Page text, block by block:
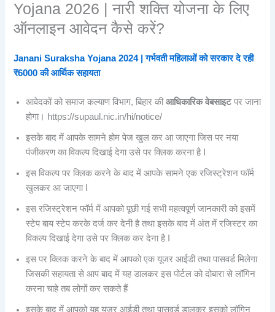
Yojana 2026 | नारी शक्ति योजना के लिए
ऑनलाइन आवेदन कैसे करें?
Janani Suraksha Yojana 2024 | गर्भवती महिलाओं को सरकार दे रही
₹6000 की आर्थिक सहायता
आवेदकों को समाज कल्याण विभाग, बिहार कीआधिकारिक वेबसाइटपर जाना
होगा। https://supaul.nic.in/hi/notice/
इसके बाद में आपके सामने होम पेज खुल कर आ जाएगा जिस पर नया
पंजीकरण का विकल्प दिखाई देगा उसे पर क्लिक करना है I
इस विकल्प पर क्लिक करने के बाद में आपके सामने एक रजिस्ट्रेशन फॉर्म
खुलकर आ जाएगा I
इस रजिस्ट्रेशन फॉर्म में आपको पूछी गई सभी महत्वपूर्ण जानकारी को इसमें
स्टेप बाय स्टेप करके दर्ज कर देनी है तथा इसके बाद में अंत में रजिस्टर का
विकल्प दिखाई देगा उसे पर क्लिक कर देना है I
इस पर क्लिक करने के बाद में आपको एक यूजर आईडी तथा पासवर्ड मिलेगा
जिसकी सहायता से आप बाद में यह डालकर इस पोर्टल को दोबारा से लॉगिन
करना चाहे तब लोगों कर सकते हैं
इसके बाद में आपको यह यूजर आईडी तथा पासवर्ड डालकर इसको लॉगिन